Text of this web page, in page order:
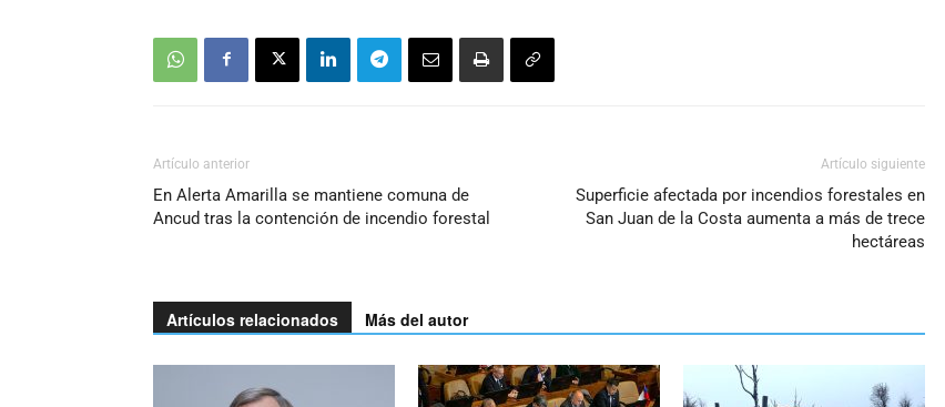
Artículo anterior
En Alerta Amarilla se mantiene comuna de
Ancud tras la contención de incendio forestal
Artículo siguiente
Superficie afectada por incendios forestales en
San Juan de la Costa aumenta a más de trece
hectáreas
Artículos relacionados Más del autor